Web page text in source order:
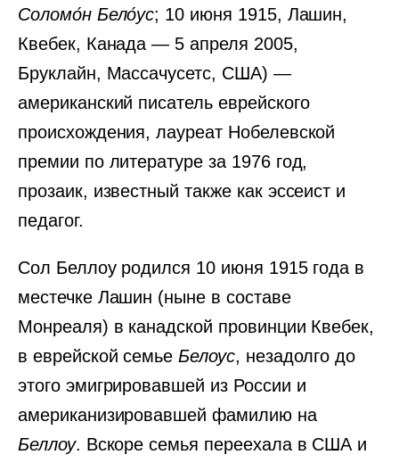
Соломо́н Бело́ус; 10 июня 1915, Лашин,
Квебек, Канада — 5 апреля 2005,
Бруклайн, Массачусетс, США) —
американский писатель еврейского
происхождения, лауреат Нобелевской
премии по литературе за 1976 год,
прозаик, известный также как эссеист и
педагог.
Сол Беллоу родился 10 июня 1915 года в
местечке Лашин (ныне в составе
Монреаля) в канадской провинции Квебек,
в еврейской семьеБелоус, незадолго до
этого эмигрировавшей из России и
американизировавшей фамилию на
Беллоу. Вскоре семья переехала в США и